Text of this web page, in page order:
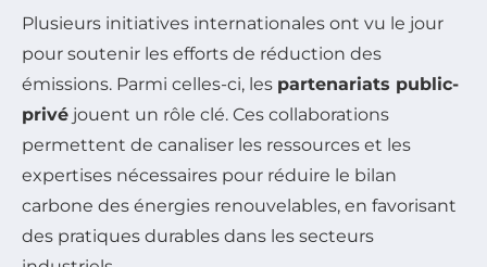
Plusieurs initiatives internationales ont vu le jour
pour soutenir les efforts de réduction des
émissions. Parmi celles-ci, les partenariats public-
privé jouent un rôle clé. Ces collaborations
permettent de canaliser les ressources et les
expertises nécessaires pour réduire le bilan
carbone des énergies renouvelables, en favorisant
des pratiques durables dans les secteurs